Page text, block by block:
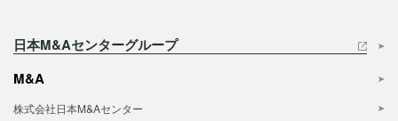
日本M&Aセンターグループ
M&A
株式会社日本M&Aセンター